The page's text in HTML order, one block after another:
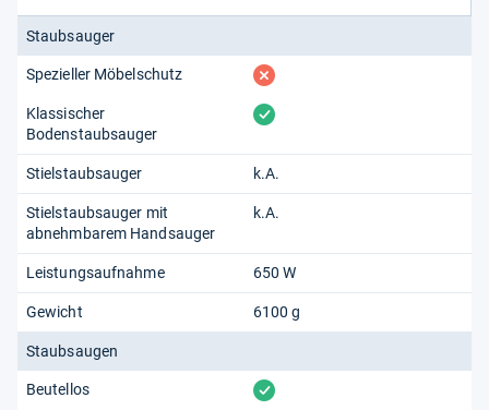
Spezieller Möbelschutz fehlt
Staubsauger
Klassischer
Bodenstaubsauger
vorhanden
Stielstaubsauger k.A.
Stielstaubsauger mit
abnehmbarem Handsauger
k.A.
Leistungsaufnahme 650 W
Gewicht 6100 g
Staubsaugen
Beutellos vorhanden